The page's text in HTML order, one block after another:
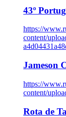
43º
https://
content/
Jameson
https://
content/
Rota de